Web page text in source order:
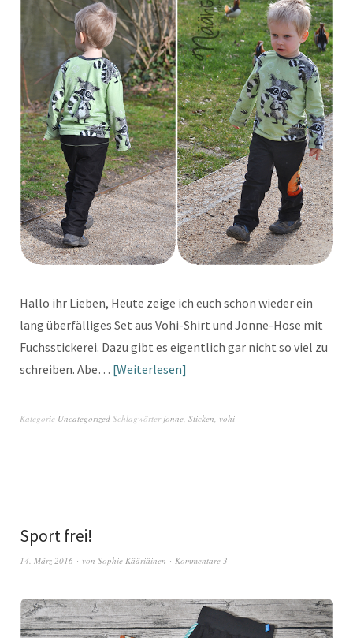
Hallo ihr Lieben, Heute zeige ich euch schon wieder ein
lang überfälliges Set aus Vohi-Shirt und Jonne-Hose mit
Fuchsstickerei. Dazu gibt es eigentlich gar nicht so viel zu
schreiben. Abe… Weiterlesen
Kategorie Uncategorized Schlagwörter jonne Sticken vohi
Sport frei!
14. März 2016 von Sophie Kääriäinen Kommentare 3